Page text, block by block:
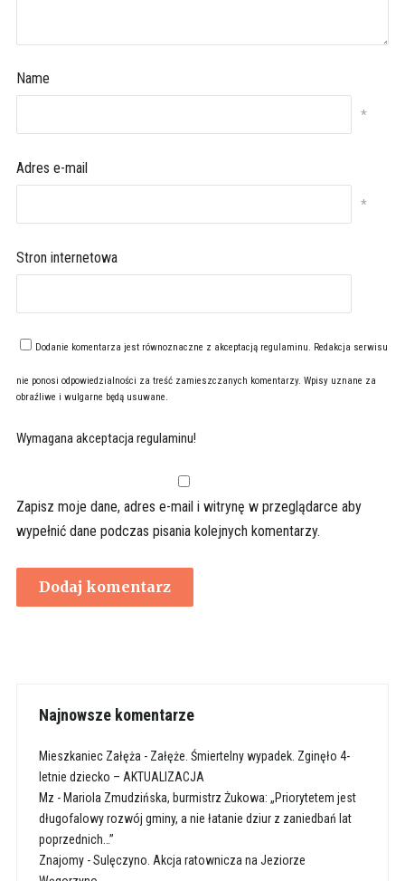
Name
*
Adres e-mail
*
Stron internetowa
Dodanie komentarza jest równoznaczne z akceptacją regulaminu. Redakcja serwisu
nie ponosi odpowiedzialności za treść zamieszczanych komentarzy. Wpisy uznane za
obraźliwe i wulgarne będą usuwane.
Wymagana akceptacja regulaminu!
Zapisz moje dane, adres e-mail i witrynę w przeglądarce aby
wypełnić dane podczas pisania kolejnych komentarzy.
Najnowsze komentarze
Mieszkaniec Załęża - Załęże. Śmiertelny wypadek. Zginęło 4-
letnie dziecko – AKTUALIZACJA
Mz - Mariola Zmudzińska, burmistrz Żukowa: „Priorytetem jest
długofalowy rozwój gminy, a nie łatanie dziur z zaniedbań lat
poprzednich…”
Znajomy-Sulęczyno. Akcja ratownicza na Jeziorze